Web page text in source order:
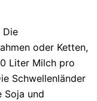
Die
oder Ketten,
Liter Milch pro
Schwellenländer
Soja und